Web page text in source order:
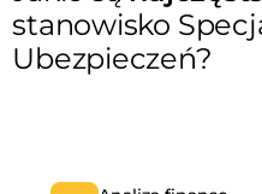
stanowisko
Ubezpieczeń?